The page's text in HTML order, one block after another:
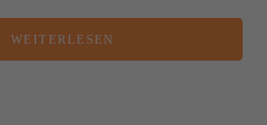
WEITERLESEN